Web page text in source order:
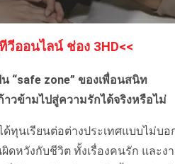
วีออนไลน์ ช่อง 3HD<<
“safe zone” ของเพื่อนสนิท
าวข้ามไปสู่ความรักได้จริงหรือไม่
นเรียนต่อต่างประเทศแบบไม่บอ
ดหวังกับชีวิต ทั้งเรื่องคนรัก และ